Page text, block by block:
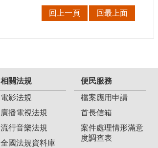
回上一頁 回最上面
相關法規
電影法規
廣播電視法規
流行音樂法規
全國法規資料庫
便民服務
檔案應用申請
首長信箱
案件處理情形滿意
度調查表